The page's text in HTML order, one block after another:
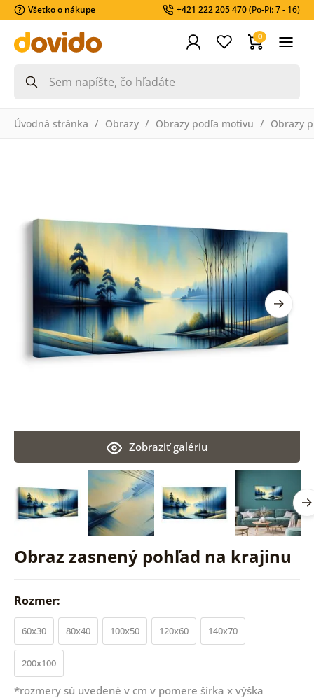
Všetko o nákupe +421 222 205 470(Po-Pi: 7 - 16)
0
Úvodná stránka Obrazy Obrazy podľa motívu Obrazy
Obraz zasnený pohľad na krajinu
Zobraziť galériu
Rozmer:
60x30 80x40 100x50 120x60 140x70
200x100
*rozmery sú uvedené v cm v pomere šírka x výška